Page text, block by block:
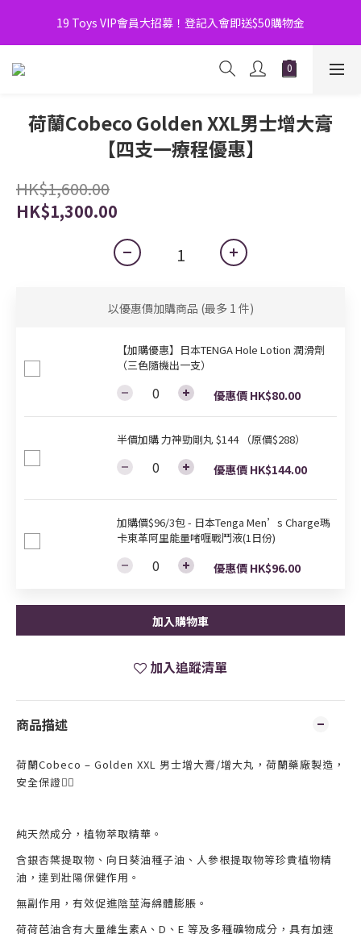
8月優惠Double賞！門市大人玩具節 ｜全店購物滿$600額外9折！
19 Toys VIP會員大招募！登記入會即送$50購物金
力神黑瑪卡優惠！ 凡買1盒50倍瑪卡送1盒勁剛丸！買3送3， 買6
8月優惠Double賞！門市大人玩具節 ｜全店購物滿$600額外9折！
荷蘭Cobeco Golden XXL男士增大膏
【四支一療程優惠】
HK$1,600.00
HK$1,300.00
以優惠價加購商品 (最多 1 件)
【加購優惠】日本TENGA Hole Lotion 潤滑劑
（三色隨機出一支）
優惠價 HK$80.00
半價加購 力神勁剛丸 $144 （原價$288）
優惠價 HK$144.00
加購價$96/3包 - 日本Tenga Men’s Charge瑪
卡東革阿里能量啫喱戰鬥液(1日份)
優惠價 HK$96.00
加入購物車
加入追蹤清單
商品描述
荷蘭Cobeco – Golden XXL 男士增大膏/增大丸，荷蘭藥廠製造，
安全保證👍🏻
純天然成分，植物萃取精華。
含銀杏葉提取物、向日葵油種子油、人參根提取物等珍貴植物精
油，達到壯陽保健作用。
無副作用，有效促進陰莖海綿體膨脹。
荷荷芭油含有大量維生素A 、 D 、 E 等及多種礦物成分，具有加速